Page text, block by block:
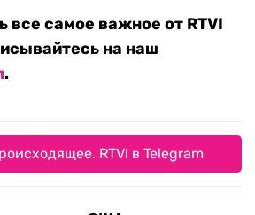
все самое важное от RTVI
на наш
.
RTVI в Telegram